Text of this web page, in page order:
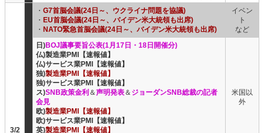
3/2
・ G7首脳会議(24日～、ウクライナ問題を協議)
・ EU首脳会議(24日～、バイデン米大統領も出席)
・ NATO緊急首脳会議(24日～、バイデン米大統領も出席)
イベン
ト
など
日)BOJ議事要旨公表(1月17日・18日開催分)
仏)製造業PMI【速報値】
仏)サービス業PMI【速報値】
独)製造業PMI【速報値】
独)サービス業PMI【速報値】
ス)SNB政策金利 ＆声明発表＆ ジョーダンSNB総裁の記者
会見
欧)製造業PMI【速報値】
欧)サービス業PMI【速報値】
英)製造業PMI【速報値】
米国以
外